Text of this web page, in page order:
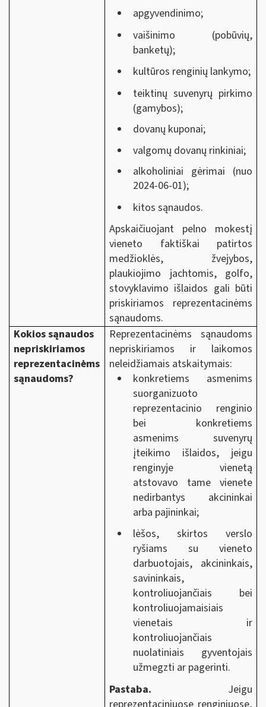
apgyvendinimo;
vaišinimo (pobūvių,
banketų);
kultūros renginių lankymo;
teiktinų suvenyrų pirkimo
(gamybos);
dovanų kuponai;
valgomų dovanų rinkiniai;
alkoholiniai gėrimai (nuo
2024-06-01);
kitos sąnaudos.
Apskaičiuojant pelno mokestį
vieneto faktiškai patirtos
medžioklės, žvejybos,
plaukiojimo jachtomis, golfo,
stovyklavimo išlaidos gali būti
priskiriamos reprezentacinėms
sąnaudoms.
Kokios sąnaudos
nepriskiriamos
reprezentacinėms
sąnaudoms?
Reprezentacinėms sąnaudoms
nepriskiriamos ir laikomos
neleidžiamais atskaitymais:
konkretiems asmenims
suorganizuoto
reprezentacinio renginio
bei konkretiems
asmenims suvenyrų
įteikimo išlaidos, jeigu
renginyje vienetą
atstovavo tame vienete
nedirbantys akcininkai
arba pajininkai;
lėšos, skirtos verslo
ryšiams su vieneto
darbuotojais, akcininkais,
savininkais,
kontroliuojančiais bei
kontroliuojamaisiais
vienetais ir
kontroliuojančiais
nuolatiniais gyventojais
užmegzti ar pagerinti.
Pastaba. Jeigu
reprezentaciniuose renginiuose,